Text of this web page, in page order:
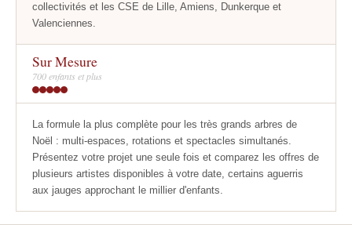
collectivités et les CSE de Lille, Amiens, Dunkerque et
Valenciennes.
Sur Mesure
700 enfants et plus
La formule la plus complète pour les très grands arbres de
Noël : multi-espaces, rotations et spectacles simultanés.
Présentez votre projet une seule fois et comparez les offres de
plusieurs artistes disponibles à votre date, certains aguerris
aux jauges approchant le millier d'enfants.